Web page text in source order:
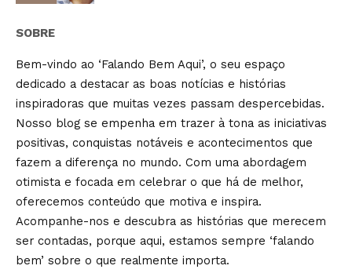
SOBRE
Bem-vindo ao ‘Falando Bem Aqui’, o seu espaço
dedicado a destacar as boas notícias e histórias
inspiradoras que muitas vezes passam despercebidas.
Nosso blog se empenha em trazer à tona as iniciativas
positivas, conquistas notáveis e acontecimentos que
fazem a diferença no mundo. Com uma abordagem
otimista e focada em celebrar o que há de melhor,
oferecemos conteúdo que motiva e inspira.
Acompanhe-nos e descubra as histórias que merecem
ser contadas, porque aqui, estamos sempre ‘falando
bem’ sobre o que realmente importa.